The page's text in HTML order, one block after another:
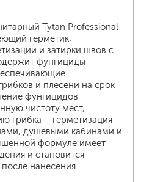
Tytan Professional
герметик,
и затирки швов с
фунгициды
и плесени на срок
фунгицидов
чистоту мест,
грибка – герметизация
душевыми кабинами и
формуле имеет
и становится
нанесения.